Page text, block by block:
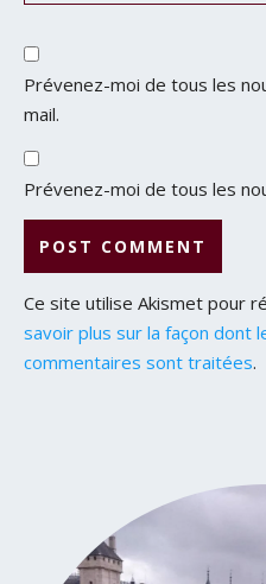
Prévenez-moi de tous les
mail.
Prévenez-moi de tous les
Ce site utilise Akismet pour
savoir plus sur la façon dont
commentaires sont traitées.